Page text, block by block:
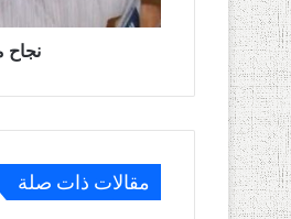
نجاح
مقالات ذات صلة